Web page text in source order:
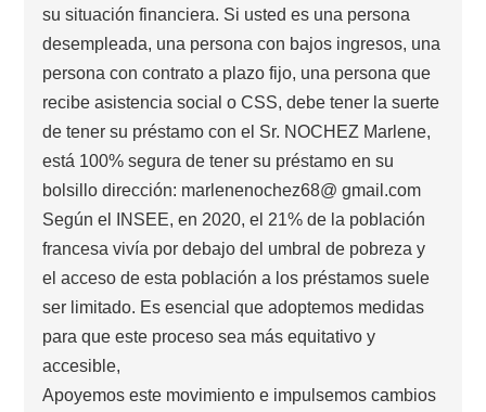
su situación financiera. Si usted es una persona
desempleada, una persona con bajos ingresos, una
persona con contrato a plazo fijo, una persona que
recibe asistencia social o CSS, debe tener la suerte
de tener su préstamo con el Sr. NOCHEZ Marlene,
está 100% segura de tener su préstamo en su
bolsillo dirección: marlenenochez68@ gmail.com
Según el INSEE, en 2020, el 21% de la población
francesa vivía por debajo del umbral de pobreza y
el acceso de esta población a los préstamos suele
ser limitado. Es esencial que adoptemos medidas
para que este proceso sea más equitativo y
accesible,
Apoyemos este movimiento e impulsemos cambios